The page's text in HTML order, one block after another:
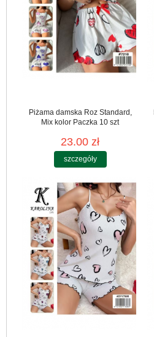
Piżama damska Roz Standard,
Mix kolor Paczka 10 szt
23.00 zł
szczegóły